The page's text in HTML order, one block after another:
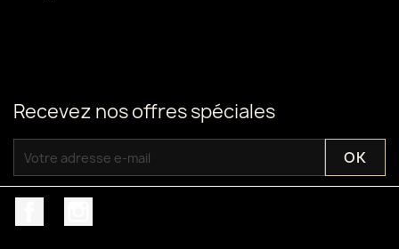
Recevez nos offres spéciales